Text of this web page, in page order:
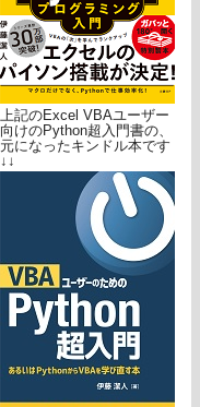
上記のExcel VBAユーザー
向けのPython超入門書の、
元になったキンドル本です
↓↓